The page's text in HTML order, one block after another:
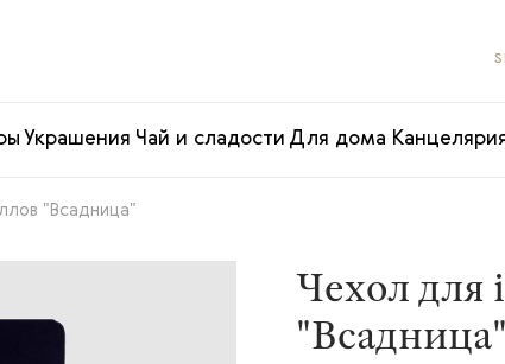
Украшения Чай и сладости Для дома
"Всадница"
Чехол для
"Всадница"